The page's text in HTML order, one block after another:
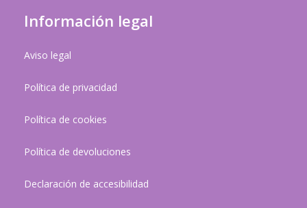
Información legal
Aviso legal
Política de privacidad
Política de cookies
Política de devoluciones
Declaración de accesibilidad